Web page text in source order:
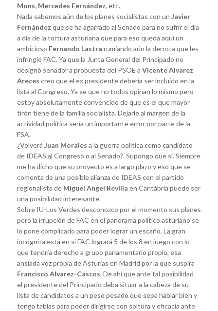
Mons, Mercedes Fernández, etc.
Nada sabemos aún de los planes socialistas con un Javier
Fernández que se ha agarrado al Senado para no sufrir el día
a día de la tortura asturiana que para eso queda aquí un
ambicioso Fernando Lastra rumiando aún la derrota que les
infringió FAC. Ya que la Junta General del Principado no
designó senador a propuesta del PSOE a Vicente Alvarez
Areces creo que el ex presidente debería ser incluído en la
lista al Congreso. Ya se que no todos opinan lo mismo pero
estoy absolutamente convencido de que es el que mayor
tirón tiene de la familia socialista. Dejarle al margen de la
actividad política sería un importante error por parte de la
FSA.
¿Volverá Juan Morales a la guerra política como candidato
de IDEAS al Congreso o al Senado?. Supongo que sí. Siempre
me ha dicho que su proyecto es a largo plazo y eso que se
comenta de una posible alianza de IDEAS con el partido
regionalista de Miguel Angel Revilla en Cantábria puede ser
una posibilidad interesante.
Sobre IU-Los Verdes desconozco por el momento sus planes
pero la irrupción de FAC en el panorama político asturiano se
lo pone complicado para poder lograr un escaño. La gran
incógnita está en si FAC logrará 5 de los 8 en juego con lo
que tendría derecho a grupo parlamentario propio, esa
ansiada voz propia de Asturias en Madrid por la que suspira
Francisco Alvarez-Cascos. De ahí que ante tal posibilidad
el presidente del Principado deba situar a la cabeza de su
lista de candidatos a un peso pesado que sepa hablar bien y
tenga tablas para poder dirigirse con soltura y eficacia ante